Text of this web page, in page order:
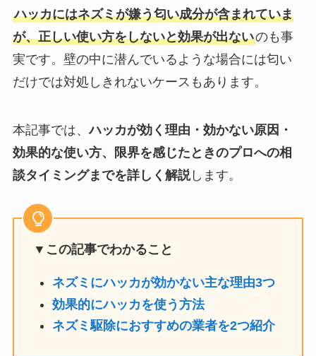
ハッカにはネズミが嫌う匂い成分が含まれていま
が、正しい使い方をしないと効果が出ないのも事
実です。壁の中に潜んでいるような場合には匂い
だけでは対処しきれないケースもあります。
本記事では、ハッカが効く理由・効かない原因・
効果的な使い方、限界を感じたときのプロへの相
談タイミングまでを詳しく解説します。
▼この記事でわかること
ネズミにハッカが効かない主な理由3つ
効果的にハッカを使う方法
ネズミ駆除におすすめの業者を2つ紹介